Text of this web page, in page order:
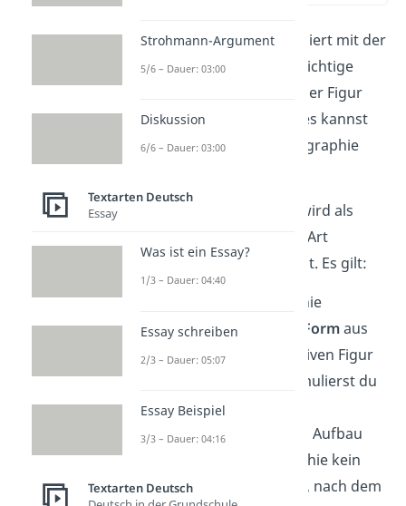
Jetzt hast du dich detailliert mit der
Rolle beschäftigt und wichtige
Fakten und Merkmale der Figur
gesammelt. Als Nächstes kannst
du also deine Rollenbiographie
Eine Rollenbiographie wird als
, also als eine Art
Selbstgespräch, verfasst. Es gilt:
eine Rollenbiographie
schreibst du in
Ich-Formaus
der Sicht deiner fiktiven Figur
deinen Aufsatz formulierst du
immer im
es gibt zwar für den Aufbau
einer Rollenbiographie kein
bestimmtes Muster, nach dem
Strohmann-Argument
5/6 – Dauer: 03:00
Diskussion
6/6 – Dauer: 03:00
Textarten Deutsch
Essay
Was ist ein Essay?
1/3 – Dauer: 04:40
Essay schreiben
2/3 – Dauer: 05:07
Essay Beispiel
3/3 – Dauer: 04:16
Textarten Deutsch